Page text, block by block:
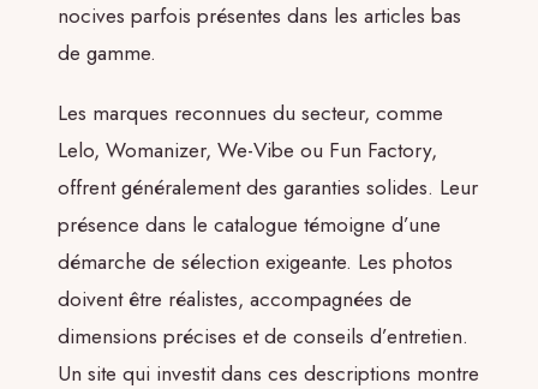
nocives parfois présentes dans les articles bas
de gamme.
Les marques reconnues du secteur, comme
Lelo, Womanizer, We-Vibe ou Fun Factory,
offrent généralement des garanties solides. Leur
présence dans le catalogue témoigne d’une
démarche de sélection exigeante. Les photos
doivent être réalistes, accompagnées de
dimensions précises et de conseils d’entretien.
Un site qui investit dans ces descriptions montre